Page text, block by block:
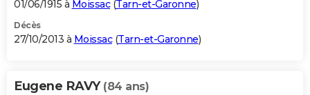
01/06/1915 à Moissac(Tarn-et-Garonne)
Décès
27/10/2013 à Moissac(Tarn-et-Garonne)
Eugene RAVY (84 ans)